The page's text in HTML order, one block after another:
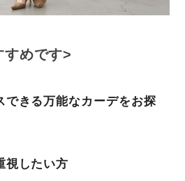
めです>
できる万能なカーデをお探
視したい方